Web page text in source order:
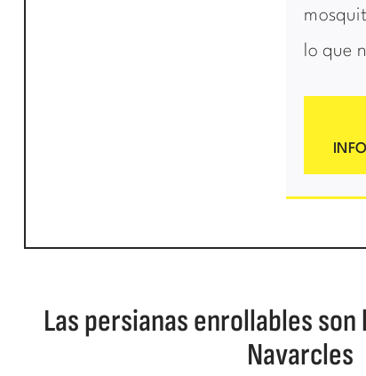
lo que
Las persianas enrollables
Navarcles